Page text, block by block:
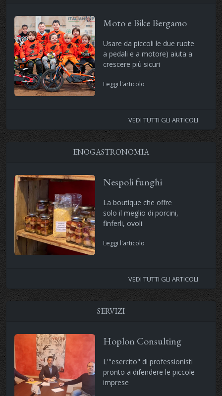
Moto e Bike Bergamo
Usare da piccoli le due ruote
a pedali e a motore) aiuta a
crescere più sicuri
Leggi l'articolo
VEDI TUTTI GLI ARTICOLI
ENOGASTRONOMIA
Nespoli funghi
La boutique che offre
solo il meglio di porcini,
finferli, ovoli
Leggi l'articolo
VEDI TUTTI GLI ARTICOLI
SERVIZI
Hoplon Consulting
L'"esercito" di professionisti
pronto a difendere le piccole
imprese